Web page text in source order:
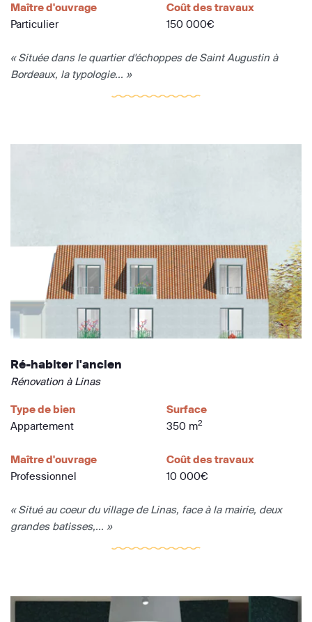
Maître d'ouvrage
Particulier
Coût des travaux
150 000€
« Située dans le quartier d'échoppes de Saint Augustin à
Bordeaux, la typologie... »
Ré-habiter l'ancien
Rénovation à Linas
Type de bien
Appartement
Surface
350 m2
Maître d'ouvrage
Professionnel
Coût des travaux
10 000€
« Situé au coeur du village de Linas, face à la mairie, deux
grandes batisses,... »